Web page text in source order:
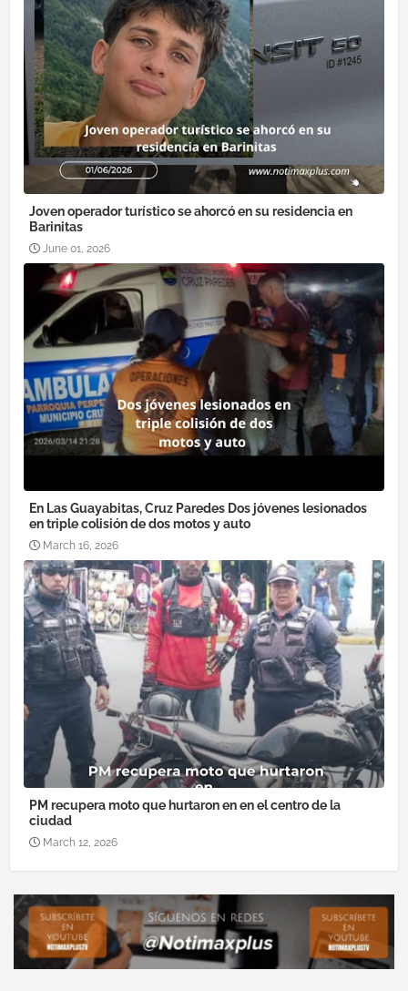
Joven operador turístico se ahorcó en su residencia en
Barinitas
June 01, 2026
En Las Guayabitas, Cruz Paredes Dos jóvenes lesionados
en triple colisión de dos motos y auto
March 16, 2026
PM recupera moto que hurtaron en en el centro de la
ciudad
March 12, 2026